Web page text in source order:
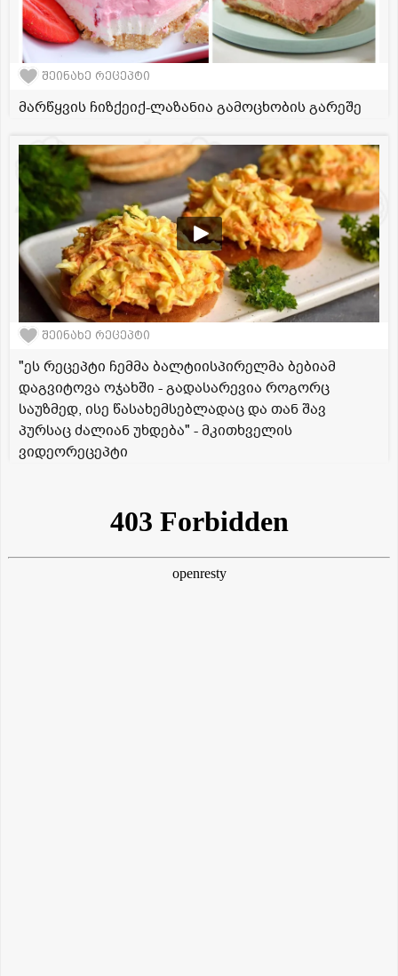
შეინახე რეცეპტი
მარწყვის ჩიზქეიქ-ლაზანია გამოცხობის გარეშე
შეინახე რეცეპტი
"ეს რეცეპტი ჩემმა ბალტიისპირელმა ბებიამ
დაგვიტოვა ოჯახში - გადასარევია როგორც
საუზმედ, ისე წასახემსებლადაც და თან შავ
პურსაც ძალიან უხდება" - მკითხველის
ვიდეორეცეპტი